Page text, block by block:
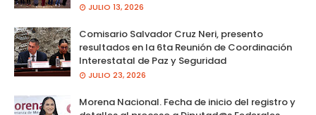
JULIO 13, 2026
Comisario Salvador Cruz Neri, presento
resultados en la 6ta Reunión de Coordinación
Interestatal de Paz y Seguridad
JULIO 23, 2026
Morena Nacional. Fecha de inicio del registro y